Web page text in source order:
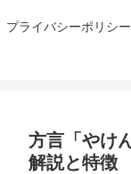
プライバシーポリシ
方言「やけ
解説と特徴